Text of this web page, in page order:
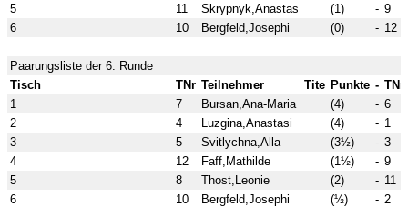
5
11 Skrypnyk,Anastas (1) - 9
6
10 Bergfeld,Josephi (0) - 12
Paarungsliste der 6. Runde
Tisch
TNr Teilnehmer Tite Punkte - TNr
1
7 Bursan,Ana-Maria (4) - 6
2
4 Luzgina,Anastasi (4) - 1
3
5 Svitlychna,Alla (3½) - 3
4
12 Faff,Mathilde (1½) - 9
5
8 Thost,Leonie (2) - 11
6
10 Bergfeld,Josephi (½) - 2